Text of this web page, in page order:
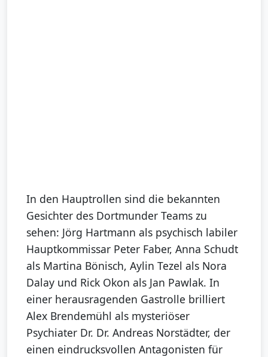
In den Hauptrollen sind die bekannten
Gesichter des Dortmunder Teams zu
sehen: Jörg Hartmann als psychisch labiler
Hauptkommissar Peter Faber, Anna Schudt
als Martina Bönisch, Aylin Tezel als Nora
Dalay und Rick Okon als Jan Pawlak. In
einer herausragenden Gastrolle brilliert
Alex Brendemühl als mysteriöser
Psychiater Dr. Dr. Andreas Norstädter, der
einen eindrucksvollen Antagonisten für